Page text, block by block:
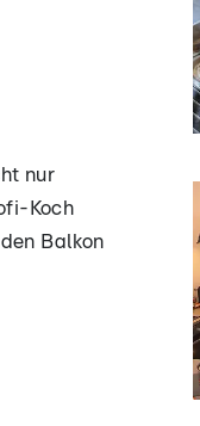
nur
Koch
Balkon